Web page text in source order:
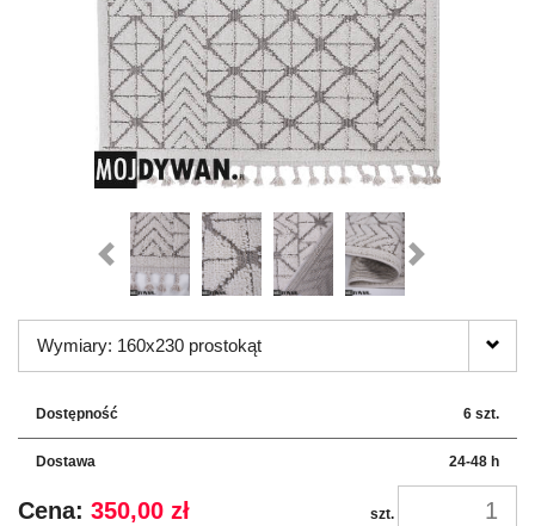
Wymiary: 160x230 prostokąt
Dostępność 6 szt.
Dostawa 24-48 h
Cena: 350,00 zł szt.